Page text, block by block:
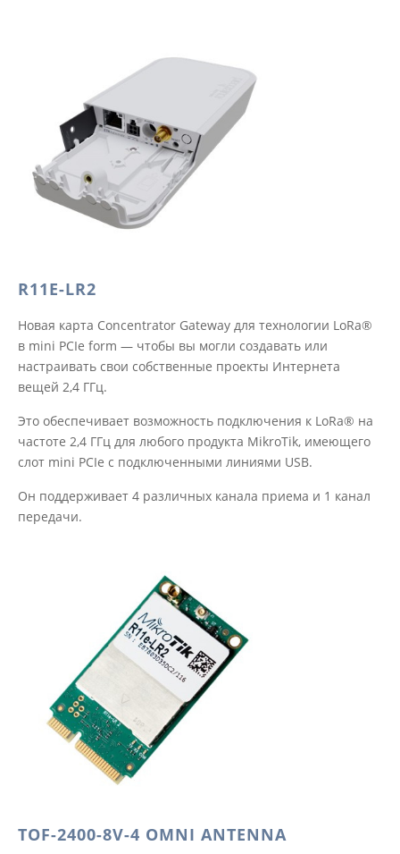
R11E-LR2
Новая карта Concentrator Gateway для технологии LoRa®
в mini PCIe form — чтобы вы могли создавать или
настраивать свои собственные проекты Интернета
вещей 2,4 ГГц.
Это обеспечивает возможность подключения к LoRa® на
частоте 2,4 ГГц для любого продукта MikroTik, имеющего
слот mini PCIe с подключенными линиями USB.
Он поддерживает 4 различных канала приема и 1 канал
передачи.
TOF-2400-8V-4 OMNI ANTENNA